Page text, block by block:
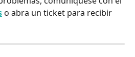
o abra un ticket para recibir